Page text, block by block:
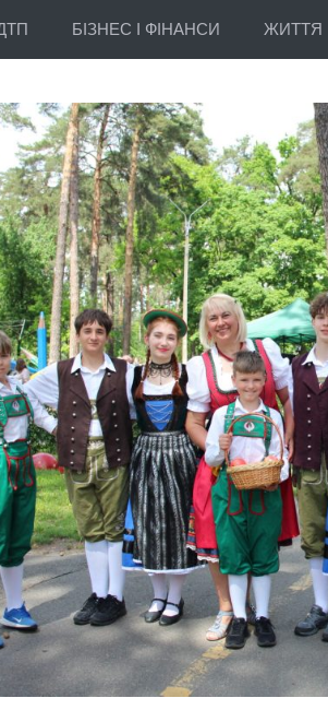
БІЗНЕС І ФІНАНСИ ЖИТТЯ